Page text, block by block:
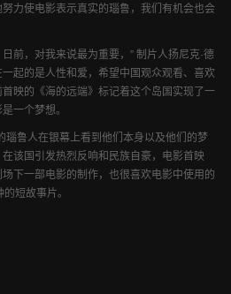
力使电影表示真实的瑙鲁，我们有机会也会
前，对我来说最为重要，” 制片人扬尼克·德
起的是人性和爱，希望中国观众观看、喜欢
映的《海的远端》标记着这个岛国实现了一
一个梦想。
瑙鲁人在银幕上看到他们本身以及他们的梦
该国引发热烈反响和民族自豪，电影首映
下一部电影的制作，也很喜欢电影中使用的
短故事片。